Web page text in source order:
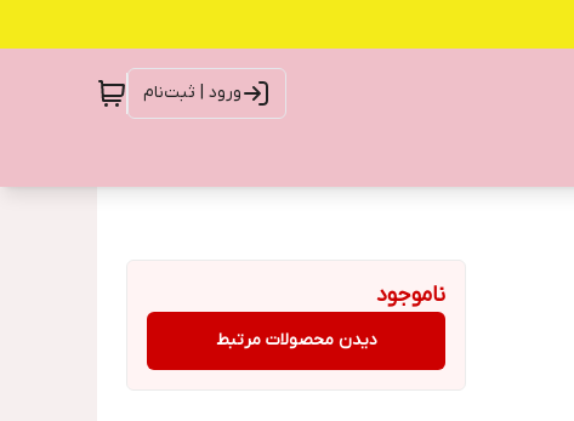
ورود | ثبت‌نام
ناموجود
دیدن محصولات مرتبط